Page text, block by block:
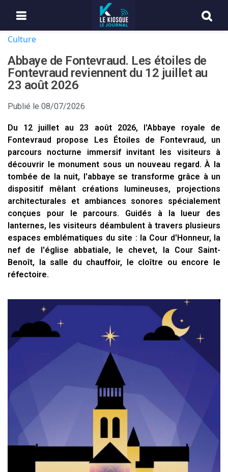
Culture
Abbaye de Fontevraud. Les étoiles de
Fontevraud reviennent du 12 juillet au
23 août 2026
Publié le 08/07/2026
Du 12 juillet au 23 août 2026, l'Abbaye royale de
Fontevraud propose Les Étoiles de Fontevraud, un
parcours nocturne immersif invitant les visiteurs à
découvrir le monument sous un nouveau regard. À la
tombée de la nuit, l'abbaye se transforme grâce à un
dispositif mêlant créations lumineuses, projections
architecturales et ambiances sonores spécialement
conçues pour le parcours. Guidés à la lueur des
lanternes, les visiteurs déambulent à travers plusieurs
espaces emblématiques du site : la Cour d'Honneur, la
nef de l'église abbatiale, le chevet, la Cour Saint-
Benoît, la salle du chauffoir, le cloître ou encore le
réfectoire.